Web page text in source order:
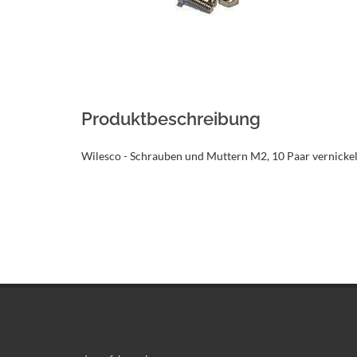
Produktbeschreibung
Wilesco - Schrauben und Muttern M2, 10 Paar